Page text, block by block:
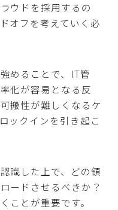
ウドを採用するの
オフを考えていく必
めることで、IT管
化が容易となる反
搬性が難しくなるケ
ックインを引き起こ
識した上で、どの領
ードさせるべきか？
ことが重要です。